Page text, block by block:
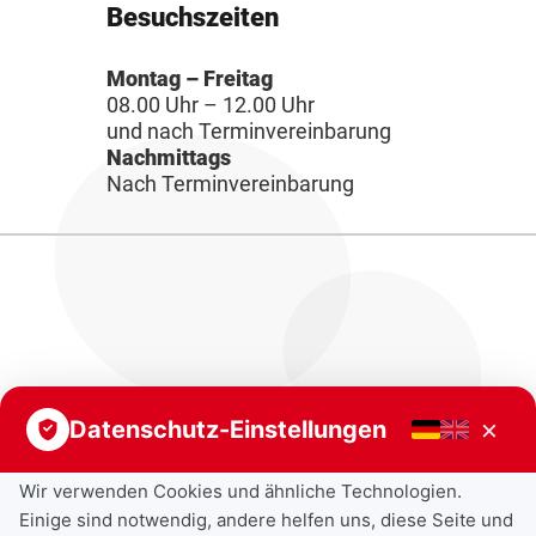
Besuchszeiten
Montag – Freitag
08.00 Uhr – 12.00 Uhr
und nach Terminvereinbarung
Nachmittags
Nach Terminvereinbarung
Datenschutz-Einstellungen ×
Wir verwenden Cookies und ähnliche Technologien.
Einige sind notwendig, andere helfen uns, diese Seite und